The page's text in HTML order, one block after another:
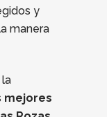
y
manera
mejores